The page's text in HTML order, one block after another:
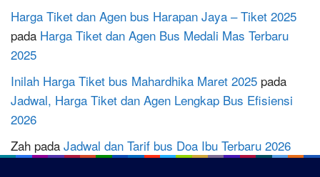
Harga Tiket dan Agen bus Harapan Jaya – Tiket 2025
pada Harga Tiket dan Agen Bus Medali Mas Terbaru
2025
Inilah Harga Tiket bus Mahardhika Maret 2025 pada
Jadwal, Harga Tiket dan Agen Lengkap Bus Efisiensi
2026
Zah pada Jadwal dan Tarif bus Doa Ibu Terbaru 2026